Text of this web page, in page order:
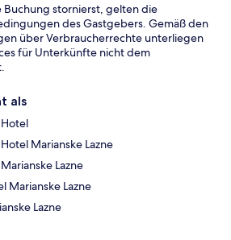
Buchung stornierst, gelten die
des Gastgebers. Gemäß den
über Verbraucherrechte unterliegen
für Unterkünfte nicht dem
als
Marianske Lazne
Lazne
Marianske Lazne
Lazne